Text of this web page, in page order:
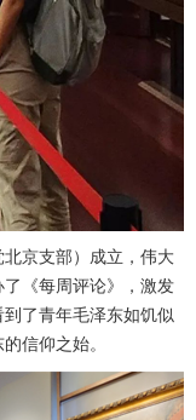
京支部）成立，伟大
《每周评论》，激发
了青年毛泽东如饥似
信仰之始。